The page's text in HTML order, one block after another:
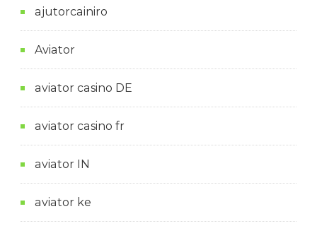
ajutorcainiro
Aviator
aviator casino DE
aviator casino fr
aviator IN
aviator ke